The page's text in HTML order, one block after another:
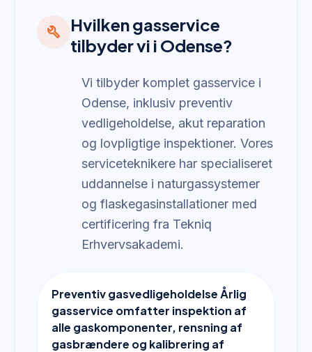
build
Hvilken gasservice
tilbyder vi i Odense?
Vi tilbyder komplet gasservice i
Odense, inklusiv preventiv
vedligeholdelse, akut reparation
og lovpligtige inspektioner. Vores
serviceteknikere har specialiseret
uddannelse i naturgassystemer
og flaskegasinstallationer med
certificering fra Tekniq
Erhvervsakademi.
Preventiv gasvedligeholdelse Årlig
gasservice omfatter inspektion af
alle gaskomponenter, rensning af
gasbrændere og kalibrering af